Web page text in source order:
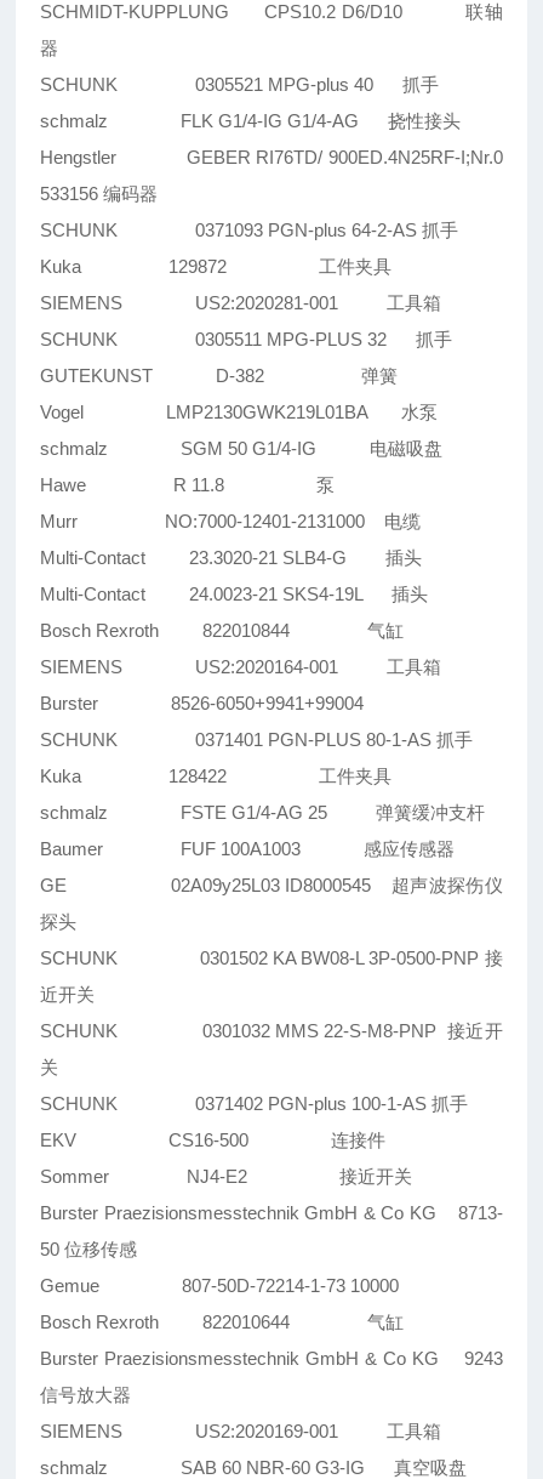
SCHMIDT-KUPPLUNG CPS10.2 D6/D10 联轴
器
SCHUNK 0305521 MPG-plus 40 抓手
schmalz FLK G1/4-IG G1/4-AG 挠性接头
Hengstler GEBER RI76TD/ 900ED.4N25RF-I;Nr.0
533156 编码器
SCHUNK 0371093 PGN-plus 64-2-AS 抓手
Kuka 129872 工件夹具
SIEMENS US2:2020281-001 工具箱
SCHUNK 0305511 MPG-PLUS 32 抓手
GUTEKUNST D-382 弹簧
Vogel LMP2130GWK219L01BA 水泵
schmalz SGM 50 G1/4-IG 电磁吸盘
Hawe R 11.8 泵
Murr NO:7000-12401-2131000 电缆
Multi-Contact 23.3020-21 SLB4-G 插头
Multi-Contact 24.0023-21 SKS4-19L 插头
Bosch Rexroth 822010844 气缸
SIEMENS US2:2020164-001 工具箱
Burster 8526-6050+9941+99004
SCHUNK 0371401 PGN-PLUS 80-1-AS 抓手
Kuka 128422 工件夹具
schmalz FSTE G1/4-AG 25 弹簧缓冲支杆
Baumer FUF 100A1003 感应传感器
GE 02A09y25L03 ID8000545 超声波探伤仪
探头
SCHUNK 0301502 KA BW08-L 3P-0500-PNP 接
近开关
SCHUNK 0301032 MMS 22-S-M8-PNP 接近开
关
SCHUNK 0371402 PGN-plus 100-1-AS 抓手
EKV CS16-500 连接件
Sommer NJ4-E2 接近开关
Burster Praezisionsmesstechnik GmbH & Co KG 8713-
50 位移传感
Gemue 807-50D-72214-1-73 10000
Bosch Rexroth 822010644 气缸
Burster Praezisionsmesstechnik GmbH & Co KG 9243
信号放大器
SIEMENS US2:2020169-001 工具箱
schmalz SAB 60 NBR-60 G3-IG 真空吸盘